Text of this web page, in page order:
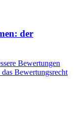
der
Bewertungen
Bewertungsrecht